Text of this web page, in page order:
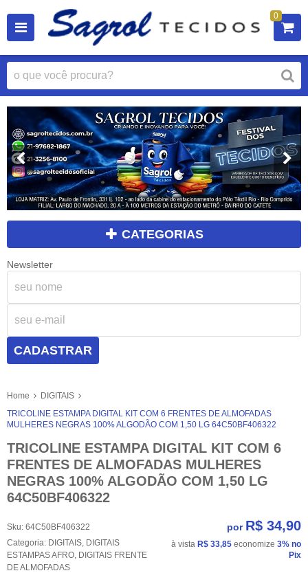
0
CATEGORIAS
Newsletter
CADASTRAR
Home
DIGITAIS
TRICOLINE ESTAMPA DIGITAL KIT COM 6 FRENTES DE ALMOFADAS
MULHERES NEGRAS 100% ALGODÃO COM 1,50 LG 64C50BF406322
TRICOLINE ESTAMPA DIGITAL KIT COM 6
FRENTES DE ALMOFADAS MULHERES
NEGRAS 100% ALGODÃO COM 1,50 LG
64C50BF406322
Sku: 64C50BF406322
Categoria: DIGITAIS, DIGITAIS
ESTAMPAS AFRO, DIGITAIS FRENTE
DE ALMOFADAS
por R$ 34,90
à vista R$ 33,85 economize 3% no
Pix